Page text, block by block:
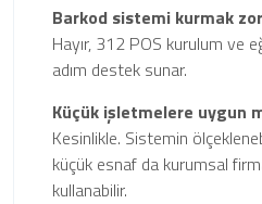
Barkod sistemi kurmak
Hayır, 312 POS kurulum ve
adım destek sunar.
Küçük işletmelere uygun
Kesinlikle. Sistemin
küçük esnaf da kurumsal
kullanabilir.